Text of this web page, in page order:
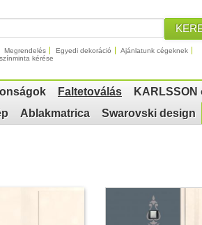
Megrendelés Egyedi dekoráció
Ajánlatunk cégeknek
kérése
Faltetoválás KARLSSON
Ablakmatrica Swarovski design